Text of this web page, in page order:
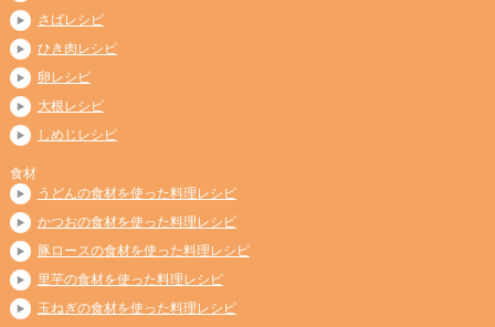
さばレシピ
ひき肉レシピ
卵レシピ
大根レシピ
しめじレシピ
食材
うどんの食材を使った料理レシピ
かつおの食材を使った料理レシピ
豚ロースの食材を使った料理レシピ
里芋の食材を使った料理レシピ
玉ねぎの食材を使った料理レシピ